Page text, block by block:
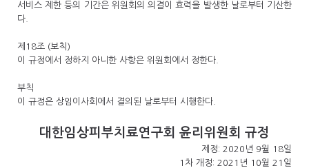
서비스 제한 등의 기간은 위원회의 의결이 효력을 발생한 날로부터 기산한
다.
제18조 (보칙)
이 규정에서 정하지 아니한 사항은 위원회에서 정한다.
부칙
이 규정은 상임이사회에서 결의된 날로부터 시행한다.
대한임상피부치료연구회 윤리위원회 규정
제정: 2020년 9월 18일
1차 개정: 2021년 10월 21일